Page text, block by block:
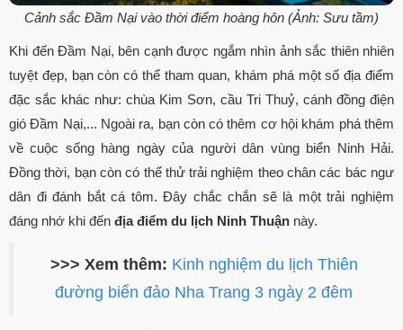
Cảnh sắc Đầm Nại vào thời điểm hoàng hôn (Ảnh: Sưu tầm)
Khi đến Đầm Nại, bên cạnh được ngắm nhìn ảnh sắc thiên nhiên
tuyệt đẹp, bạn còn có thể tham quan, khám phá một số địa điểm
đặc sắc khác như: chùa Kim Sơn, cầu Tri Thuỷ, cánh đồng điện
gió Đầm Nại,... Ngoài ra, bạn còn có thêm cơ hội khám phá thêm
về cuộc sống hàng ngày của người dân vùng biển Ninh Hải.
Đồng thời, bạn còn có thể thử trải nghiệm theo chân các bác ngư
dân đi đánh bắt cá tôm. Đây chắc chắn sẽ là một trải nghiệm
đáng nhớ khi đến địa điểm du lịch Ninh Thuận này.
>>> Xem thêm: Kinh nghiệm du lịch Thiên
đường biển đảo Nha Trang 3 ngày 2 đêm